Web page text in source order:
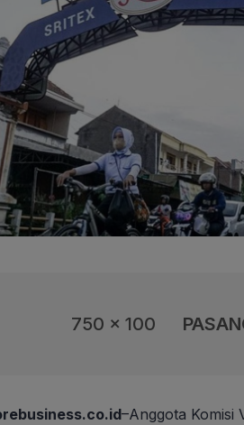
750 x 100
–Anggota Komisi